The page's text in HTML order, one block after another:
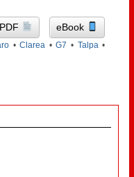
PDF eBook
•Clarea •G7 • Talpa •